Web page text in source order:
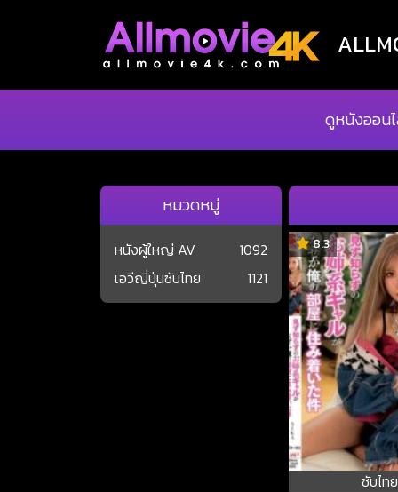
ดูหนังออน
หมวดหมู่
หนังผู้ใหญ่ AV
1092
เอวีญี่ปุ่นซับไทย
1121
8.3
ซับไทย